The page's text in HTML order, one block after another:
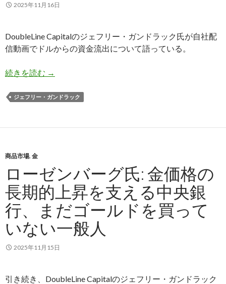
2025年11月16日
DoubleLine Capitalのジェフリー・ガンドラック氏が自社配
信動画でドルからの資金流出について語っている。
続きを読む ガンドラック氏: アメリカ人はドル資産から外貨
→
ジェフリー・ガンドラック
商品市場, 金
ローゼンバーグ氏: 金価格の
長期的上昇を支える中央銀
行、まだゴールドを買って
いない一般人
2025年11月15日
引き続き、DoubleLine Capitalのジェフリー・ガンドラック